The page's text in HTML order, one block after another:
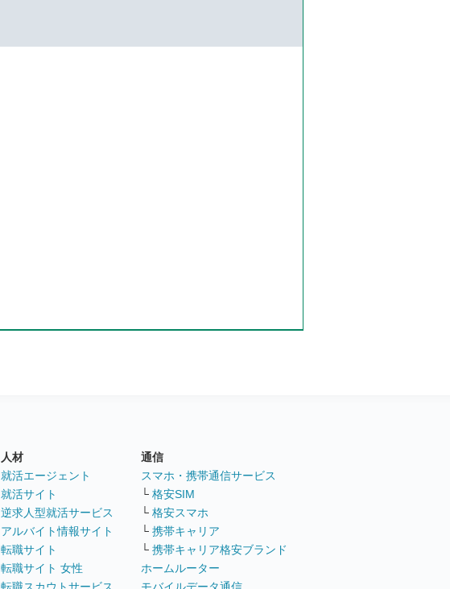
人材
就活エージェント
就活サイト
逆求人型就活サービス
アルバイト情報サイト
転職サイト
転職サイト 女性
通信
スマホ・携帯通信サービス
└ 格安SIM
└ 格安スマホ
└ 携帯キャリア
└ 携帯キャリア格安ブランド
ホームルーター